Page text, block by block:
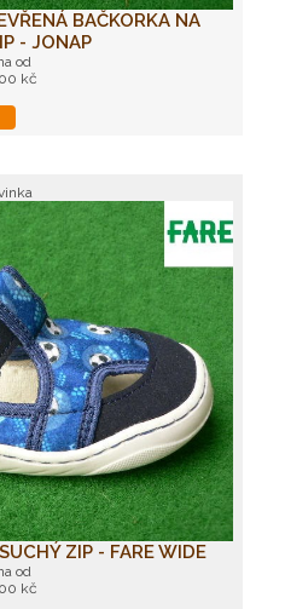
BAČKORKA NA
- JONAP
od
kč
ZIP - FARE WIDE
od
kč